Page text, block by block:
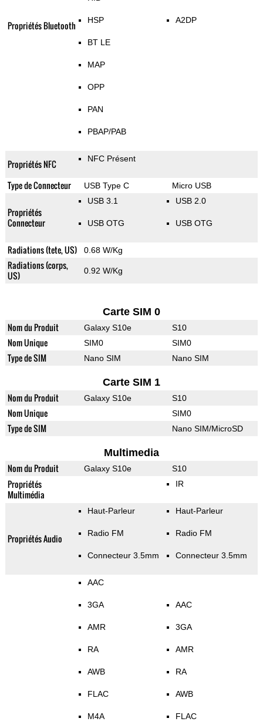
Propriétés Bluetooth HSP
BT LE
MAP
OPP
PAN
PBAP/PAB
A2DP
Propriétés NFC NFC Présent
Type de Connecteur USB Type C Micro USB
Propriétés
Connecteur
USB 3.1
USB OTG
USB 2.0
USB OTG
Radiations (tete, US) 0.68 W/Kg
Radiations (corps,
US)
0.92 W/Kg
Carte SIM 0
Nom du Produit Galaxy S10e S10
Nom Unique SIM0 SIM0
Type de SIM Nano SIM Nano SIM
Carte SIM 1
Nom du Produit Galaxy S10e S10
Nom Unique SIM0
Type de SIM Nano SIM/MicroSD
Multimedia
Nom du Produit Galaxy S10e S10
Propriétés
Multimédia
IR
Propriétés Audio
Haut-Parleur
Radio FM
Connecteur 3.5mm
Haut-Parleur
Radio FM
Connecteur 3.5mm
AAC
3GA
AMR
RA
AWB
FLAC
M4A
AAC
3GA
AMR
RA
AWB
FLAC